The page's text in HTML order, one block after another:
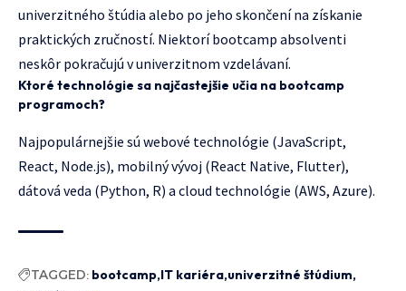
univerzitného štúdia alebo po jeho skončení na získanie
praktických zručností. Niektorí bootcamp absolventi
neskôr pokračujú v univerzitnom vzdelávaní.
Ktoré technológie sa najčastejšie učia na bootcamp
programoch?
Najpopulárnejšie sú webové technológie (JavaScript,
React, Node.js), mobilný vývoj (React Native, Flutter),
dátová veda (Python, R) a cloud technológie (AWS, Azure).
TAGGED: bootcamp IT kariéra univerzitné štúdium